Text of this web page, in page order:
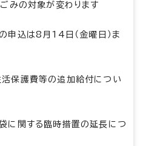
みの対象が変わります
申込は8月14日（金曜日）ま
保護費等の追加給付につい
に関する臨時措置の延長につ